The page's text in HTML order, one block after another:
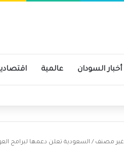
أخبار السودان عالمية
غير مصنف / السعودية تعلن دعمها لبرامج